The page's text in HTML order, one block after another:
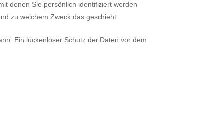
denen Sie persönlich identifiziert werden
zu welchem Zweck das geschieht.
Ein lückenloser Schutz der Daten vor dem